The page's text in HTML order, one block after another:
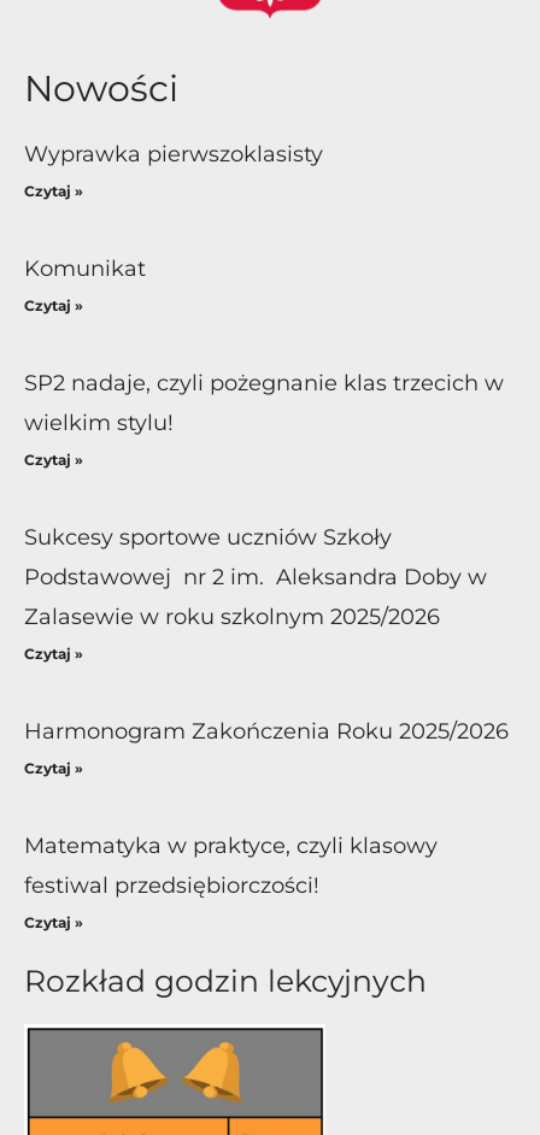
Nowości
Wyprawka pierwszoklasisty
Czytaj »
Komunikat
Czytaj »
SP2 nadaje, czyli pożegnanie klas trzecich w
wielkim stylu!
Czytaj »
Sukcesy sportowe uczniów Szkoły
Podstawowej nr 2 im. Aleksandra Doby w
Zalasewie w roku szkolnym 2025/2026
Czytaj »
Harmonogram Zakończenia Roku 2025/2026
Czytaj »
Matematyka w praktyce, czyli klasowy
festiwal przedsiębiorczości!
Czytaj »
Rozkład godzin lekcyjnych